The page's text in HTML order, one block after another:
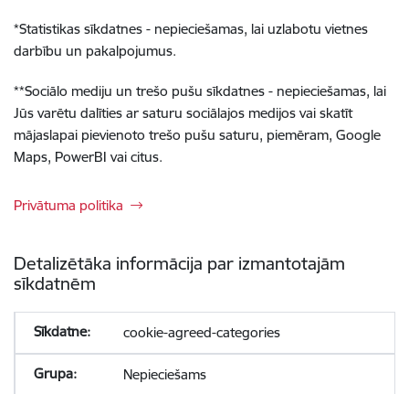
*Statistikas sīkdatnes - nepieciešamas, lai uzlabotu vietnes
darbību un pakalpojumus.
**Sociālo mediju un trešo pušu sīkdatnes - nepieciešamas, lai
Jūs varētu dalīties ar saturu sociālajos medijos vai skatīt
mājaslapai pievienoto trešo pušu saturu, piemēram, Google
Maps, PowerBI vai citus.
Privātuma politika
Detalizētāka informācija par izmantotajām
sīkdatnēm
cookie-agreed-categories
Nepieciešams